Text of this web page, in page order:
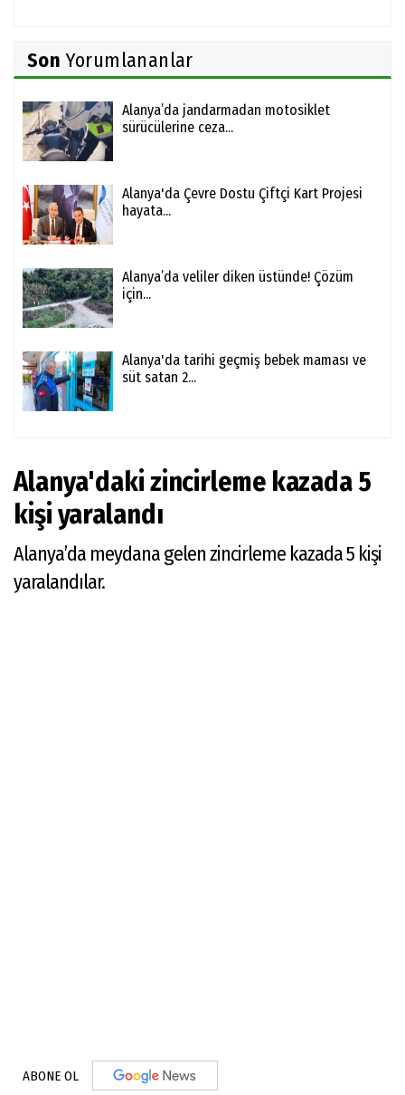
Son Yorumlananlar
Alanya’da jandarmadan motosiklet
sürücülerine ceza...
Alanya'da Çevre Dostu Çiftçi Kart Projesi
hayata...
Alanya’da veliler diken üstünde! Çözüm
için...
Alanya'da tarihi geçmiş bebek maması ve
süt satan 2...
Alanya'daki zincirleme kazada 5
kişi yaralandı
Alanya’da meydana gelen zincirleme kazada 5 kişi
yaralandılar.
ABONE OL